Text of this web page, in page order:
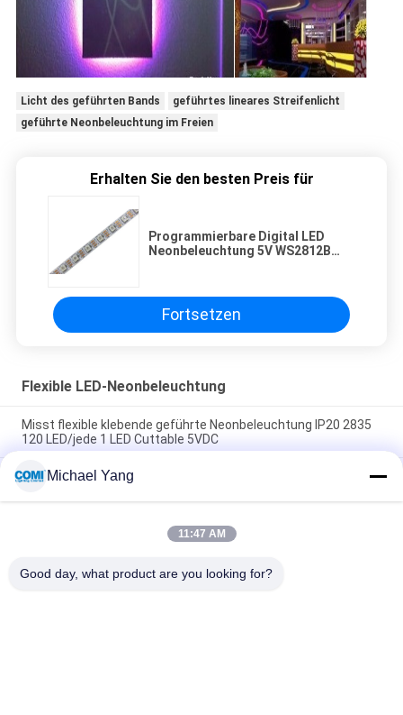
Licht des geführten Bands
geführtes lineares Streifenlicht
geführte Neonbeleuchtung im Freien
Erhalten Sie den besten Preis für
Programmierbare Digital LED
Neonbeleuchtung 5V WS2812B
Fortsetzen
Flexible LED-Neonbeleuchtung
Misst flexible klebende geführte Neonbeleuchtung IP20 2835
120 LED/jede 1 LED Cuttable 5VDC
Klassifizieren Sie eine flexible LED-Neonbeleuchtung in
14.4W/M
Multi Farbe RGBW 4 Dimmable in 1 5050 flexibler LED-
Michael Yang
11:47 AM
Good day, what product are you looking for?